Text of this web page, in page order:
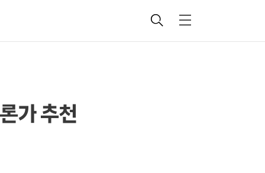
검
메
가 추천